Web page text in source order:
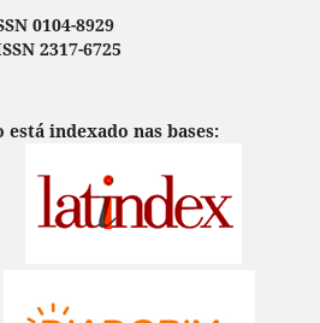
0104-8929
2317-6725
indexado nas bases: